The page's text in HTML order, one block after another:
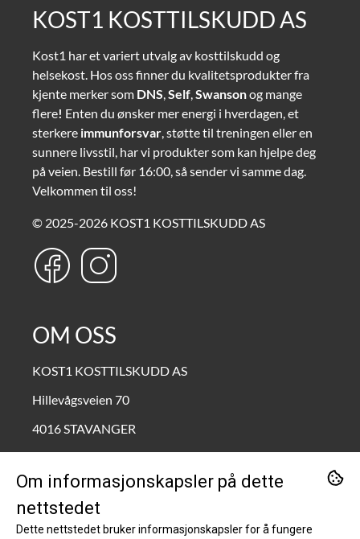
KOST1 KOSTTILSKUDD AS
Kost1 har et variert utvalg av kosttilskudd og
helsekost. Hos oss finner du kvalitetsprodukter fra
kjente merker som DNS Self Swansonog mange
flere! Enten du ønsker mer energi i hverdagen, et
sterkere immunforsvar , støtte til treningen eller en
sunnere livsstil, har vi produkter som kan hjelpe deg
på veien. Bestill før 16:00, så sender vi samme dag.
Velkommen til oss!
© 2025-2026 KOST1 KOSTTILSKUDD AS
OM OSS
KOST1 KOSTTILSKUDD AS
Hillevågsveien 70
4016 STAVANGER
Org. nr. 995690772
Tlf: 90211111
kundeservice@kost1.no
Om informasjonskapsler på dette
nettstedet
Dette nettstedet bruker informasjonskapsler for å fungere